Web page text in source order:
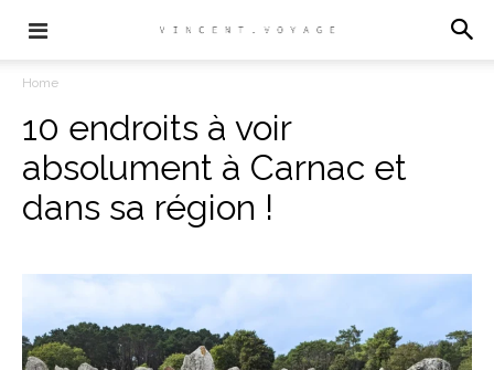
Home
10 endroits à voir
absolument à Carnac et
dans sa région !